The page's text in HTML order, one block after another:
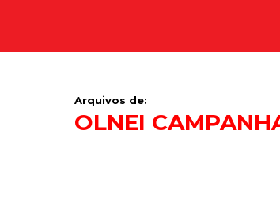
Arquivos de:
OLNEI